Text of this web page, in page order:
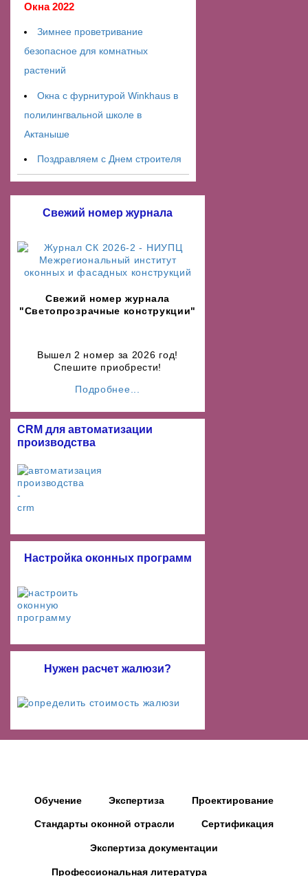
Окна 2022
Зимнее проветривание
безопасное для комнатных
растений
Окна с фурнитурой Winkhaus в
полилингвальной школе в
Актаныше
Поздравляем с Днем строителя
Свежий номер журнала
Свежий номер журнала
"Светопрозрачные конструкции"
Вышел 2 номер за 2026 год!
Спешите приобрести!
Подробнее...
CRM для автоматизации
производства
Настройка оконных программ
Нужен расчет жалюзи?
Обучение Экспертиза Проектирование
Стандарты оконной отрасли Сертификация
Экспертиза документации
Профессиональная литература